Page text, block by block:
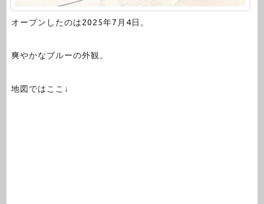
オープンしたのは2025年7月4日。
爽やかなブルーの外観。
地図ではここ↓